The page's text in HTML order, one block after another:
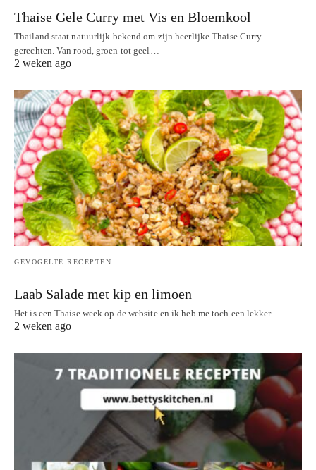
Thaise Gele Curry met Vis en Bloemkool
Thailand staat natuurlijk bekend om zijn heerlijke Thaise Curry
gerechten. Van rood, groen tot geel…
2 weken ago
GEVOGELTE RECEPTEN
Laab Salade met kip en limoen
Het is een Thaise week op de website en ik heb me toch een lekker…
2 weken ago